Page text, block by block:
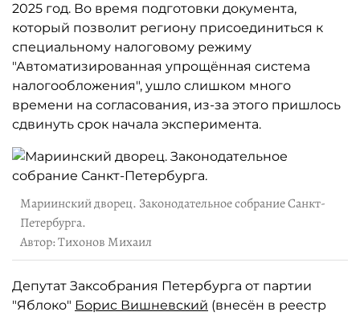
2025 год. Во время подготовки документа,
который позволит региону присоединиться к
специальному налоговому режиму
"Автоматизированная упрощённая система
налогообложения", ушло слишком много
времени на согласования, из-за этого пришлось
сдвинуть срок начала эксперимента.
Мариинский дворец. Законодательное собрание Санкт-
Петербурга.
Автор: Тихонов Михаил
Депутат Заксобрания Петербурга от партии
"Яблоко" Борис Вишневский (внесён в реестр